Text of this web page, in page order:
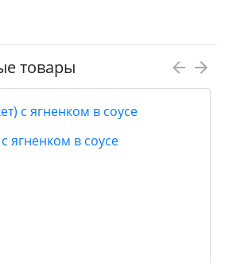
товары
ягненком в соусе